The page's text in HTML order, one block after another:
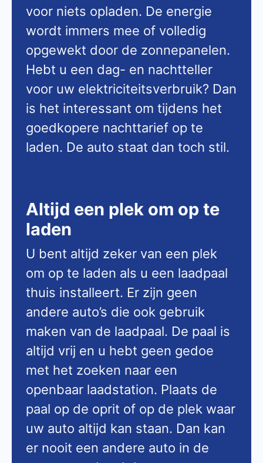
voor niets opladen. De energie
wordt immers mee of volledig
opgewekt door de zonnepanelen.
Hebt u een dag- en nachtteller
voor uw elektriciteitsverbruik? Dan
is het interessant om tijdens het
goedkopere nachttarief op te
laden. De auto staat dan toch stil.
Altijd een plek om op te
laden
U bent altijd zeker van een plek
om op te laden als u een laadpaal
thuis installeert. Er zijn geen
andere auto’s die ook gebruik
maken van de laadpaal. De paal is
altijd vrij en u hebt geen gedoe
met het zoeken naar een
openbaar laadstation. Plaats de
paal op de oprit of op de plek waar
uw auto altijd kan staan. Dan kan
er nooit een andere auto in de